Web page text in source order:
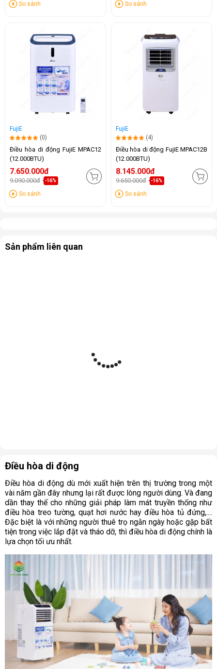
So sánh So sánh
FujiE
(0)
Điều hòa di động FujiE MPAC12
(12.000BTU)
7.650.000đ
9.090.000đ -16%
So sánh
FujiE
(4)
Điều hòa di động FujiE MPAC12B
(12.000BTU)
8.145.000đ
9.650.000đ -16%
So sánh
Sản phẩm liên quan
Điều hòa di động
Điều hòa di động dù mới xuất hiện trên thị trường trong một
vài năm gần đây nhưng lại rất được lòng người dùng. Và đang
dần thay thế cho những giải pháp làm mát truyền thống như
điều hòa treo tường, quạt hơi nước hay điều hòa tủ đứng,....
Đặc biệt là với những người thuê trọ ngắn ngày hoặc gặp bất
tiện trong việc lắp đặt và tháo dỡ, thì điều hòa di động chính là
lựa chọn tối ưu nhất.